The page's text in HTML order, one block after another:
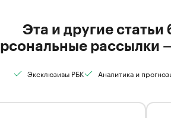
Эта и другие
рассылки
Эксклюзивы РБК Аналитика и